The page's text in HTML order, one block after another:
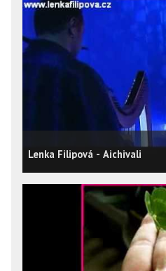
Lenka Filipová - Aichivali